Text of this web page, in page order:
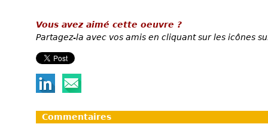
Vous avez aimé cette oeuvre ?
Partagez-la avec vos amis en cliquant sur les icônes
Commentaires